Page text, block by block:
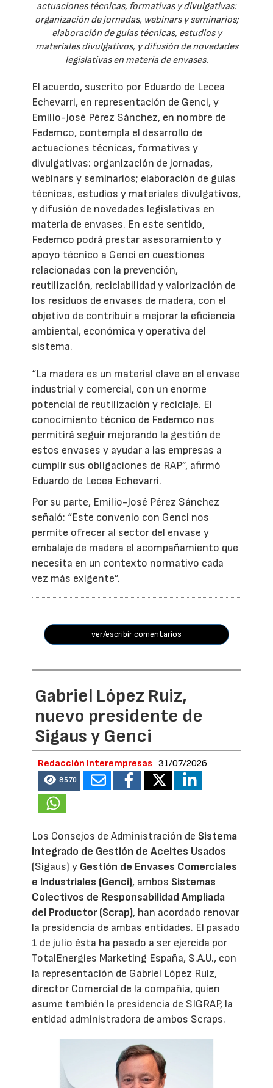
actuaciones técnicas, formativas y divulgativas:
organización de jornadas, webinars y seminarios;
elaboración de guías técnicas, estudios y
materiales divulgativos, y difusión de novedades
legislativas en materia de envases.
El acuerdo, suscrito por Eduardo de Lecea
Echevarri, en representación de Genci, y
Emilio-José Pérez Sánchez, en nombre de
Fedemco, contempla el desarrollo de
actuaciones técnicas, formativas y
divulgativas: organización de jornadas,
webinars y seminarios; elaboración de guías
técnicas, estudios y materiales divulgativos,
y difusión de novedades legislativas en
materia de envases. En este sentido,
Fedemco podrá prestar asesoramiento y
apoyo técnico a Genci en cuestiones
relacionadas con la prevención,
reutilización, reciclabilidad y valorización de
los residuos de envases de madera, con el
objetivo de contribuir a mejorar la eficiencia
ambiental, económica y operativa del
sistema.
“La madera es un material clave en el envase
industrial y comercial, con un enorme
potencial de reutilización y reciclaje. El
conocimiento técnico de Fedemco nos
permitirá seguir mejorando la gestión de
estos envases y ayudar a las empresas a
cumplir sus obligaciones de RAP”, afirmó
Eduardo de Lecea Echevarri.
Por su parte, Emilio-José Pérez Sánchez
señaló: “Este convenio con Genci nos
permite ofrecer al sector del envase y
embalaje de madera el acompañamiento que
necesita en un contexto normativo cada
vez más exigente”.
ver/escribir comentarios
Gabriel López Ruiz,
nuevo presidente de
Sigaus y Genci
Redacción Interempresas 31/07/2026
8570
Los Consejos de Administración de Sistema
Integrado de Gestión de Aceites Usados
(Sigaus) y Gestión de Envases Comerciales
e Industriales (Genci), ambos Sistemas
Colectivos de Responsabilidad Ampliada
del Productor (Scrap), han acordado renovar
la presidencia de ambas entidades. El pasado
1 de julio ésta ha pasado a ser ejercida por
TotalEnergies Marketing España, S.A.U., con
la representación de Gabriel López Ruiz,
director Comercial de la compañía, quien
asume también la presidencia de SIGRAP, la
entidad administradora de ambos Scraps.